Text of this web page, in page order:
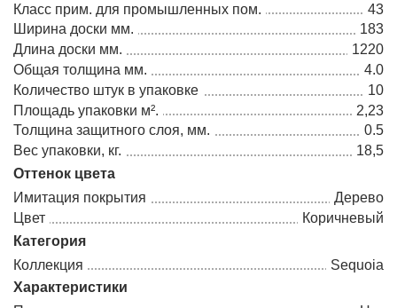
Класс прим. для промышленных пом.
43
Ширина доски мм.
183
Длина доски мм.
1220
Общая толщина мм.
4.0
Количество штук в упаковке
10
Площадь упаковки м².
2,23
Толщина защитного слоя, мм.
0.5
Вес упаковки, кг.
18,5
Оттенок цвета
Имитация покрытия
Дерево
Цвет
Коричневый
Категория
Коллекция
Sequoia
Характеристики